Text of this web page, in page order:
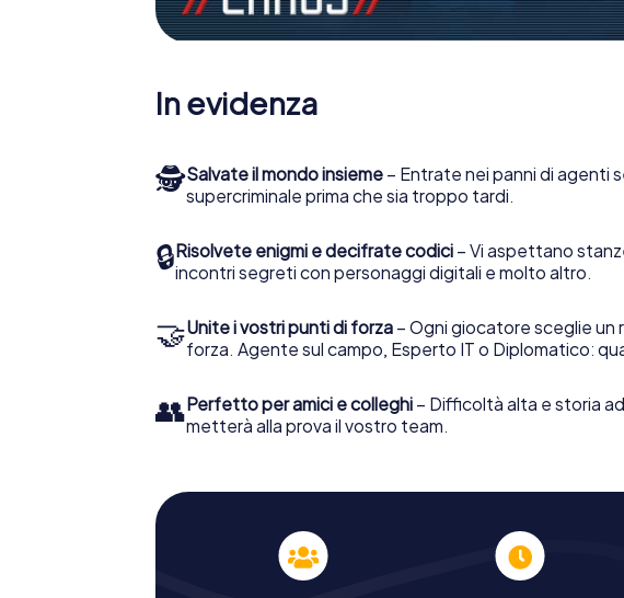
In evidenza
🕵Salvate il mondo insieme – Entrate nei panni di agenti
supercriminale prima che sia troppo tardi.
🔒Risolvete enigmi e decifrate codici – Vi aspettano
incontri segreti con personaggi digitali e molto altro.
🤝Unite i vostri punti di forza – Ogni giocatore sceglie un
forza. Agente sul campo, Esperto IT o Diplomatico:
👥Perfetto per amici e colleghi – Difficoltà alta e storia
metterà alla prova il vostro team.